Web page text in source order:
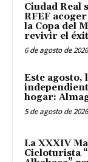
Ciudad Real
RFEF
la Copa del
revivir el
6 de agosto de 2026
Este agosto,
hogar:
5 de agosto de 2026
La XXXIV
Cicloturista